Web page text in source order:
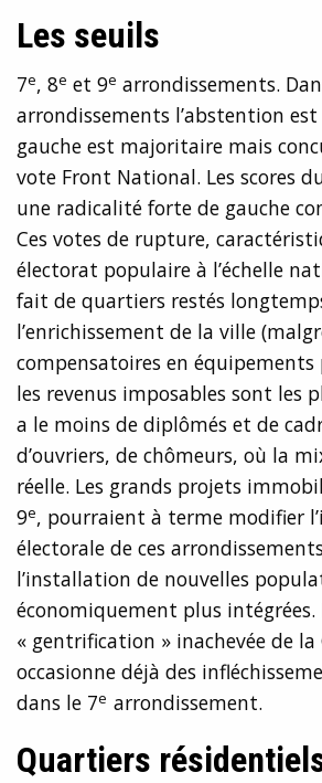
Les seuils
7e, 8e et 9e arrondissements.
arrondissements l’abstention
gauche est majoritaire mais
vote Front National. Les scores
une radicalité forte de gauche
Ces votes de rupture,
électorat populaire à l’échelle
fait de quartiers restés
l’enrichissement de la ville
compensatoires en équipements
les revenus imposables sont les
a le moins de diplômés et de
d’ouvriers, de chômeurs, où la
réelle. Les grands projets
9e, pourraient à terme modifier
électorale de ces
l’installation de nouvelles
économiquement plus intégrées.
« gentrification » inachevée de
occasionne déjà des
dans le 7e arrondissement.
Quartiers